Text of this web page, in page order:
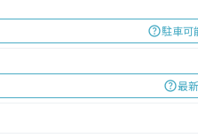
駐車可
最